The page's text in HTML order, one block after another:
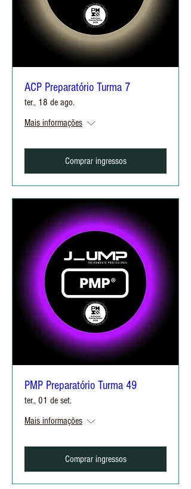
ACP Preparatório Turma 7
ter., 18 de ago.
Mais informações
Comprar ingressos
PMP Preparatório Turma 49
ter., 01 de set.
Mais informações
Comprar ingressos